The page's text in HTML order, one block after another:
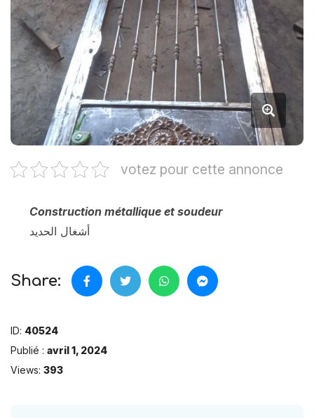
votez pour cette annonce
Construction métallique et soudeur
أشغال الحديد
Share:
ID: 40524
Publié : avril 1, 2024
Views: 393